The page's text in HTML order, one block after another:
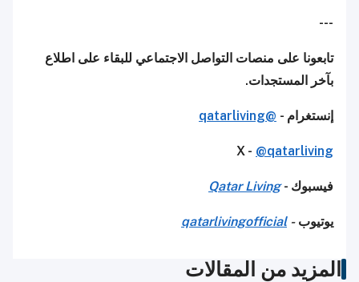
---
تابعونا على منصات التواصل الاجتماعي للبقاء على اطلاع
بآخر المستجدات.
إنستغرام - @qatarliving
X - @qatarliving
فيسبوك -Qatar Living
يوتيوب-
qatarlivingofficial
المزيد من المقالات